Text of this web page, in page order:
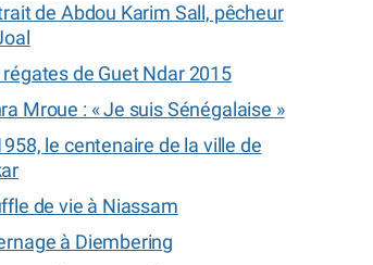
de Abdou Karim Sall, pêcheur
régates de Guet Ndar 2015
Mroue : « Je suis Sénégalaise »
le centenaire de la ville de
de vie à Niassam
à Diembering